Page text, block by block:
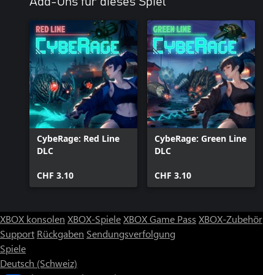
CybeRage: Red Line
DLC
CHF 3.10
CybeRage: Green Line
DLC
CHF 3.10
XBOX konsolen XBOX-SpieleXBOX Game Pass XBOX-Zubehör
Support Rückgaben Sendungsverfolgung
Spiele
Deutsch (Schweiz)